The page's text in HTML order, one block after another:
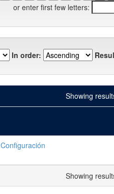
or enter first few letters:
In order:
Showing
Showing